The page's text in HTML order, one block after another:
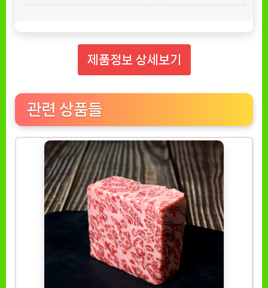
제품정보 상세보기
관련 상품들